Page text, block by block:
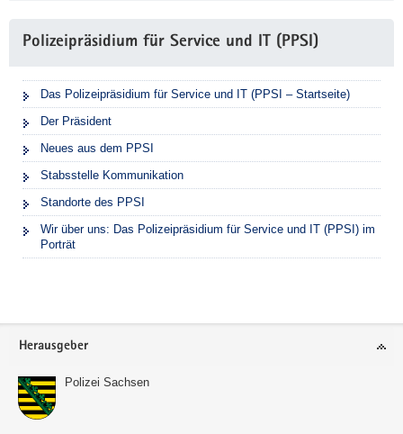
Polizeipräsidium für Service und IT (PPSI)
Das Polizeipräsidium für Service und IT (PPSI – Startseite)
Der Präsident
Neues aus dem PPSI
Stabsstelle Kommunikation
Standorte des PPSI
Wir über uns: Das Polizeipräsidium für Service und IT (PPSI) im
Porträt
Footer-
Herausgeber
Polizei Sachsen